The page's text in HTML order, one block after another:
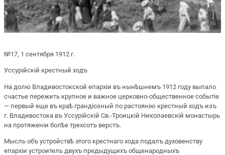
№17, 1 сентября 1912 г.
Уссурійскій крестный ходъ
На долю Владивостокской епархіи въ нынѣшнемъ 1912 году выпало
счастье пережить крупное и важное церковно-общественное событіе
— первый еще въ краѣ грандіозный по растоянію крестный ходъ изъ
г. Владивостока въ Уссурійскій Св.-Троицкій Николаевскій монастырь
на протяженіи болѣе трехсотъ верстъ.
Мысль объ устройствѣ этого крестнаго хода подалъ духовенству
епархіи устроитель двухъ предыдущихъ общенародныхъ